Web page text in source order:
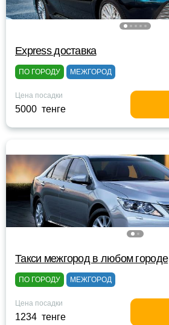
Express доставка
ПО ГОРОДУ МЕЖГОРОД
Цена посадки
5000 тенге
Такси межгород в любом городе
ПО ГОРОДУ МЕЖГОРОД
Цена посадки
1234 тенге